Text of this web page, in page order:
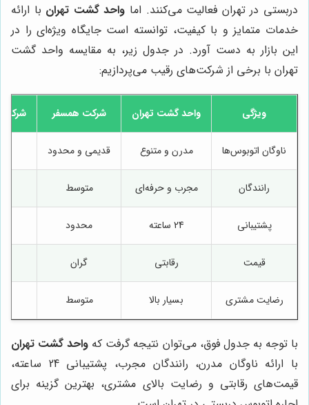
دربستی در تهران فعالیت می‌کنند. اما واحد گشت تهران با ارائه
خدمات متمایز و با کیفیت، توانسته است جایگاه ویژه‌ای را در
این بازار به دست آورد. در جدول زیر، به مقایسه واحد گشت
تهران با برخی از شرکت‌های رقیب می‌پردازیم:
ویژگی واحد گشت تهران شرکت همسفر شرکت
ناوگان اتوبوس‌ها مدرن و متنوع قدیمی و محدود
رانندگان مجرب و حرفه‌ای متوسط
پشتیبانی 24 ساعته محدود
قیمت رقابتی گران
رضایت مشتری بسیار بالا متوسط
با توجه به جدول فوق، می‌توان نتیجه گرفت که واحد گشت تهران
با ارائه ناوگان مدرن، رانندگان مجرب، پشتیبانی 24 ساعته،
قیمت‌های رقابتی و رضایت بالای مشتری، بهترین گزینه برای